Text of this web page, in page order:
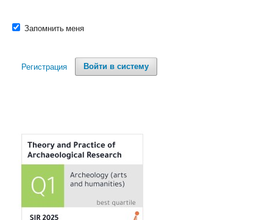
Запомнить меня
Войти в систему
Регистрация